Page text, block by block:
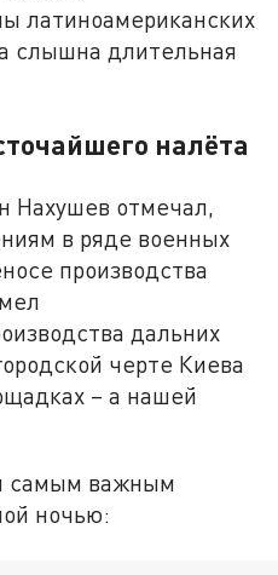
латиноамериканских
слышна длительная
налёта
Нахушев отмечал,
в ряде военных
производства
дальних
черте Киева
– а нашей
самым важным
ночью: